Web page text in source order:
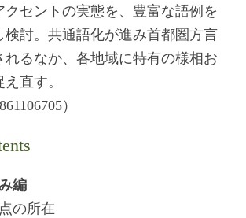
クセントの実態を、豊富な語例を
検討。共通語化が進み首都圏方言
れるなか、各地域に特有の様相お
直す。
）
編
の所在